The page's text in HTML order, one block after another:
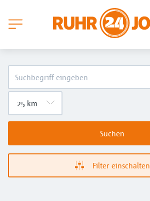
Suchen
Filter einschalten